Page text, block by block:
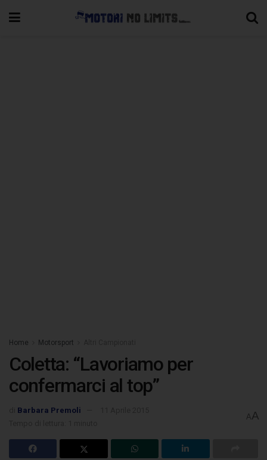
Home Motorsport
Coletta: “Lavoriamo per
confermarci al top”
Barbara Premoli
AA